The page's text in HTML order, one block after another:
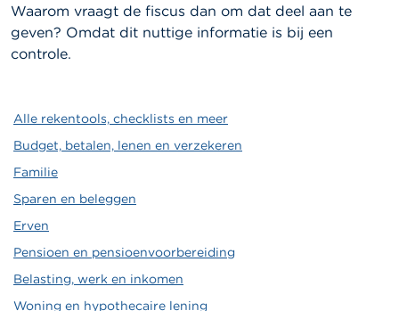
Waarom vraagt de fiscus dan om dat deel aan te
geven? Omdat dit nuttige informatie is bij een
controle.
Alle rekentools, checklists en meer
Budget, betalen, lenen en verzekeren
Familie
Sparen en beleggen
Erven
Pensioen en pensioenvoorbereiding
Belasting, werk en inkomen
Woning en hypothecaire lening